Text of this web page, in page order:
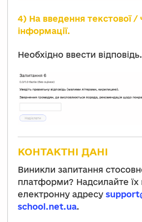
4) На введення текстової /
інформації.
Необхідно ввести
КОНТАКТНІ ДАНІ
Виникли запитання
платформи? Надсилайте їх
електронну адресу
school.net.ua.